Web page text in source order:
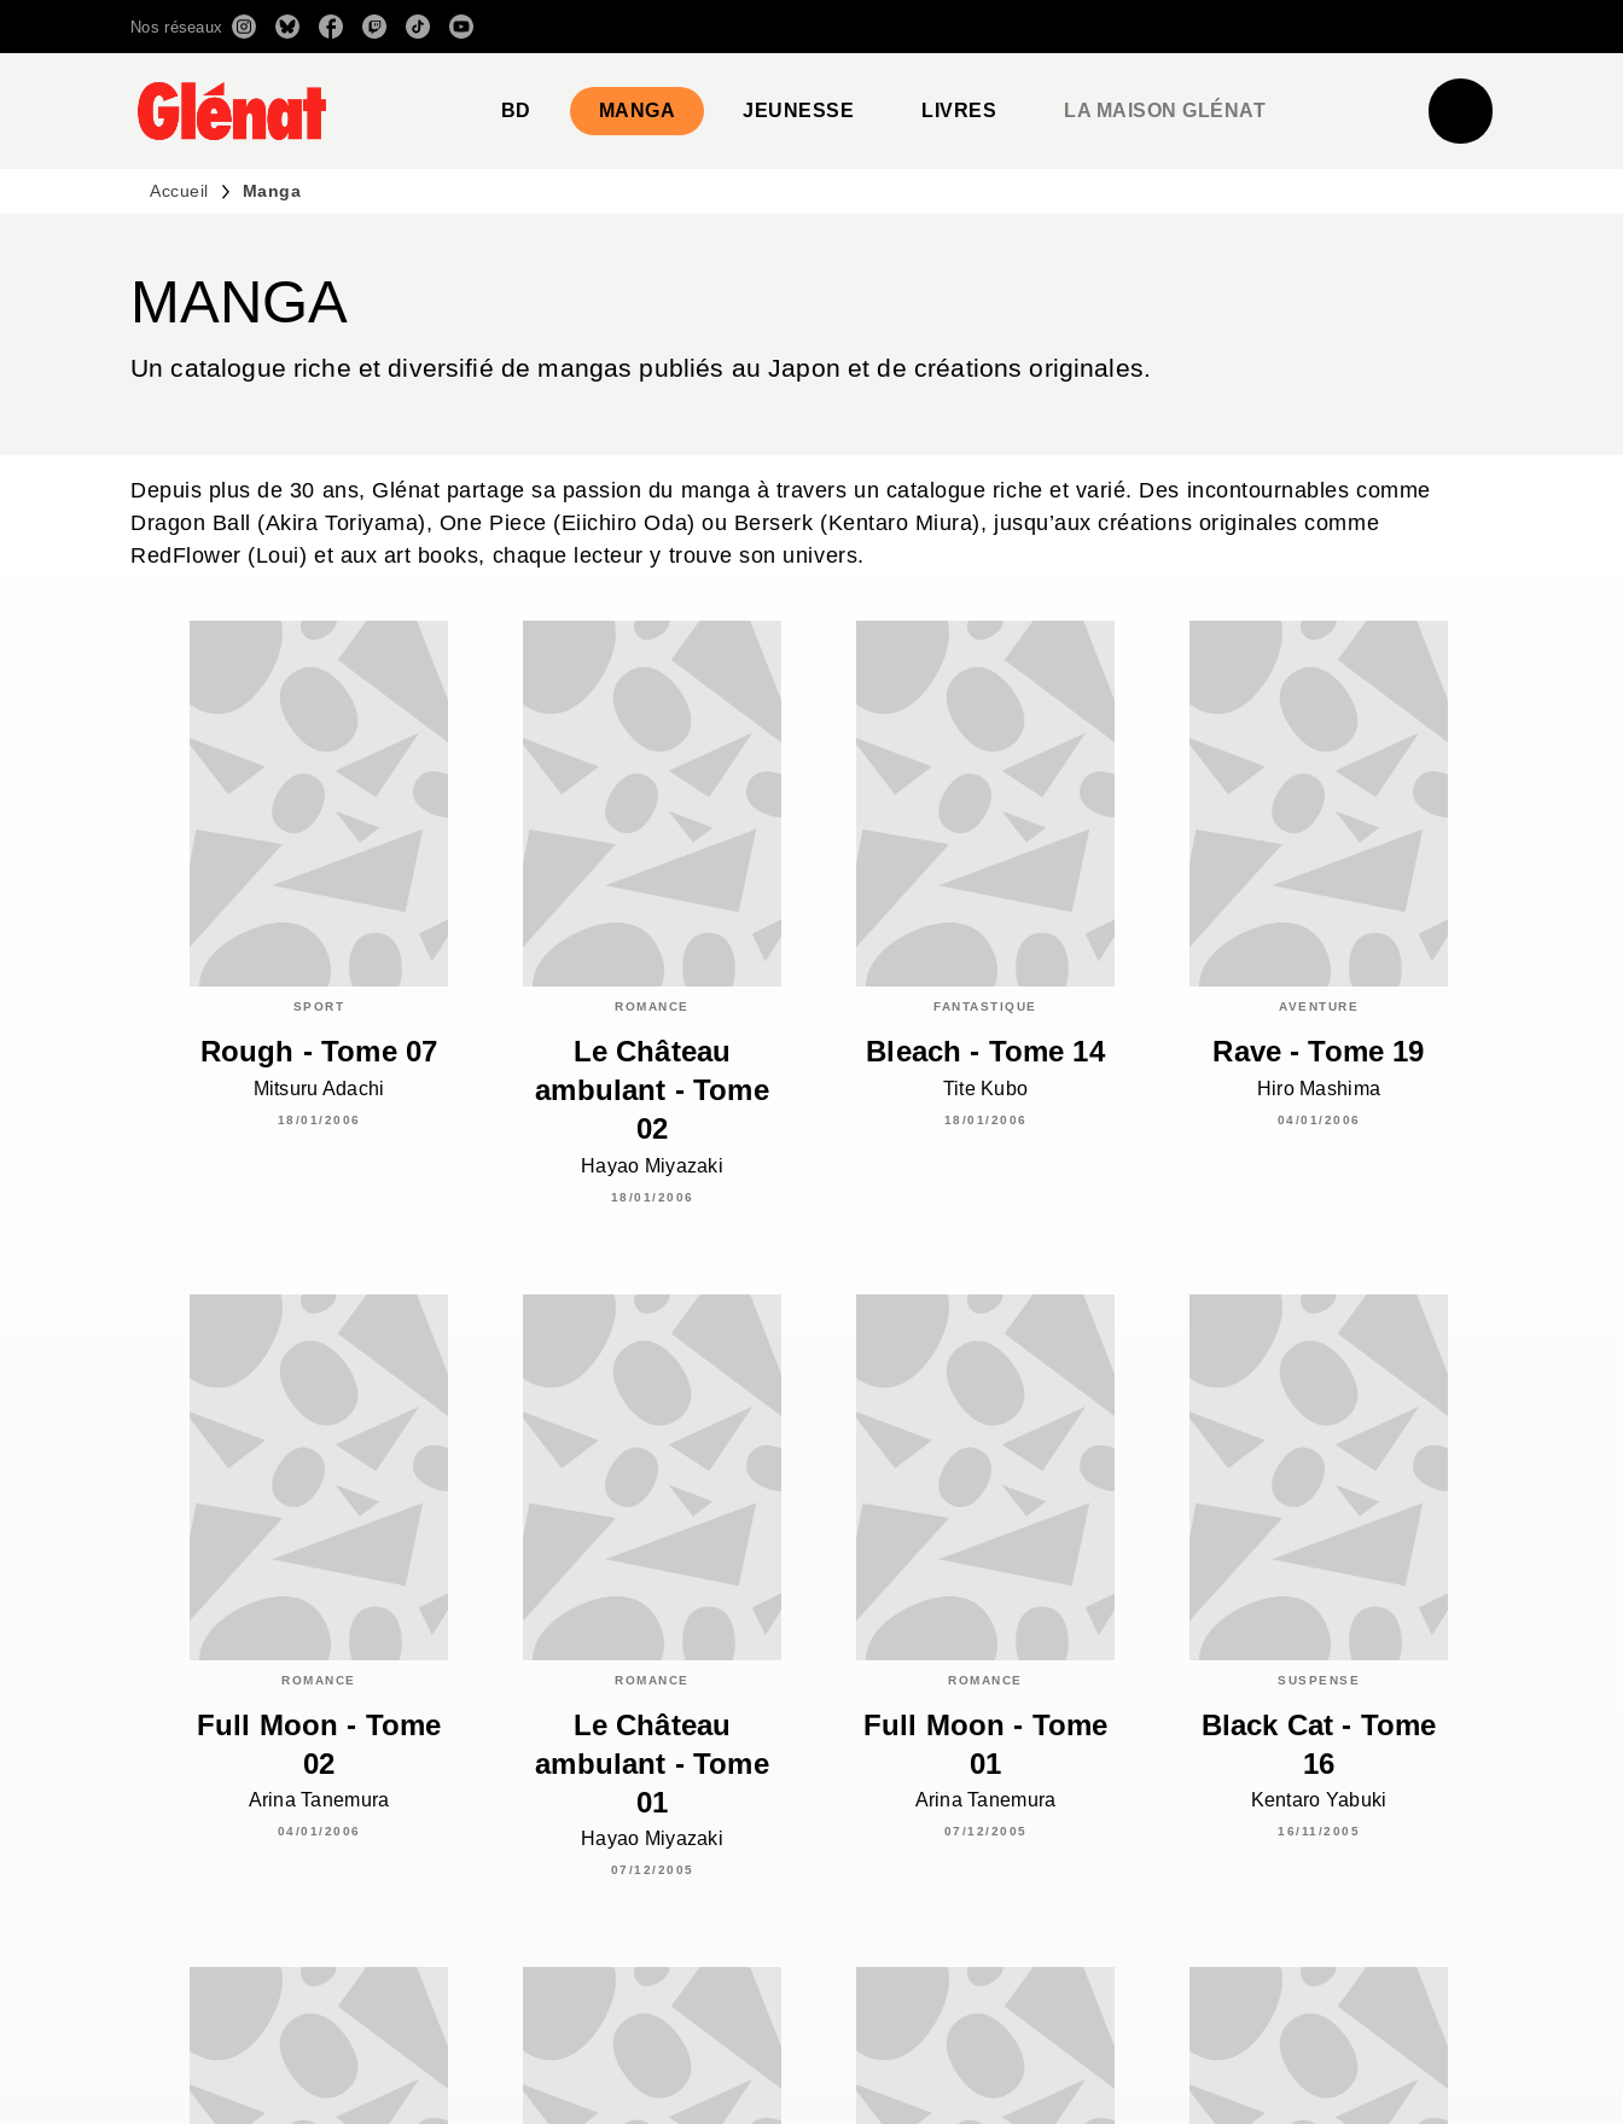
RECHERCHE CONTENU
Nos réseaux
BD MANGA JEUNESSE LIVRES LA MAISON GLÉNAT
Accueil Manga
MANGA
Un catalogue riche et diversifié de mangas publiés au Japon et de créations originales.
Depuis plus de 30 ans, Glénat partage sa passion du manga à travers un catalogue riche et varié. Des incontournables comme
Dragon Ball (Akira Toriyama), One Piece (Eiichiro Oda) ou Berserk (Kentaro Miura), jusqu’aux créations originales comme
RedFlower (Loui) et aux art books, chaque lecteur y trouve son univers.
SPORT
Rough - Tome 07
Mitsuru Adachi
18/01/2006
ROMANCE
Le Château
ambulant - Tome
02
Hayao Miyazaki
18/01/2006
FANTASTIQUE
Bleach - Tome 14
Tite Kubo
18/01/2006
AVENTURE
Rave - Tome 19
Hiro Mashima
04/01/2006
ROMANCE
Full Moon - Tome
02
Arina Tanemura
04/01/2006
ROMANCE
Le Château
ambulant - Tome
01
Hayao Miyazaki
07/12/2005
ROMANCE
Full Moon - Tome
01
Arina Tanemura
07/12/2005
SUSPENSE
Black Cat - Tome
16
Kentaro Yabuki
16/11/2005